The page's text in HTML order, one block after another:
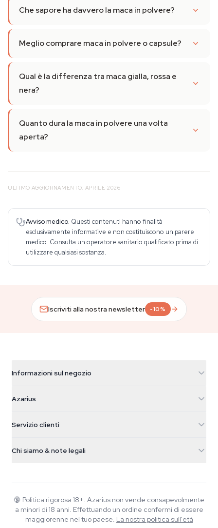
Che sapore ha davvero la maca in polvere?
Meglio comprare maca in polvere o capsule?
Qual è la differenza tra maca gialla, rossa e
nera?
Quanto dura la maca in polvere una volta
aperta?
ULTIMO AGGIORNAMENTO: APRILE 2026
Avviso medico. Questi contenuti hanno finalità
esclusivamente informative e non costituiscono un parere
medico. Consulta un operatore sanitario qualificato prima di
utilizzare qualsiasi sostanza.
Iscriviti alla nostra newsletter -10%
Informazioni sul negozio
Galvaniweg 11
Nederland
+31(0)204897914
Azarius
Smokeshop
Servizio clienti
FAQ
Informativa sulla privacy
Chi siamo & note legali
Wiki
Blog
Musica
🔞 Politica rigorosa 18+. Azarius non vende consapevolmente
a minori di 18 anni. Effettuando un ordine confermi di essere
maggiorenne nel tuo paese. La nostra politica sull'età